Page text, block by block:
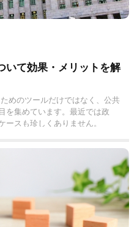
いて効果・メリットを解
めのツールだけではなく、公共
を集めています。最近では政
スも珍しくありません。